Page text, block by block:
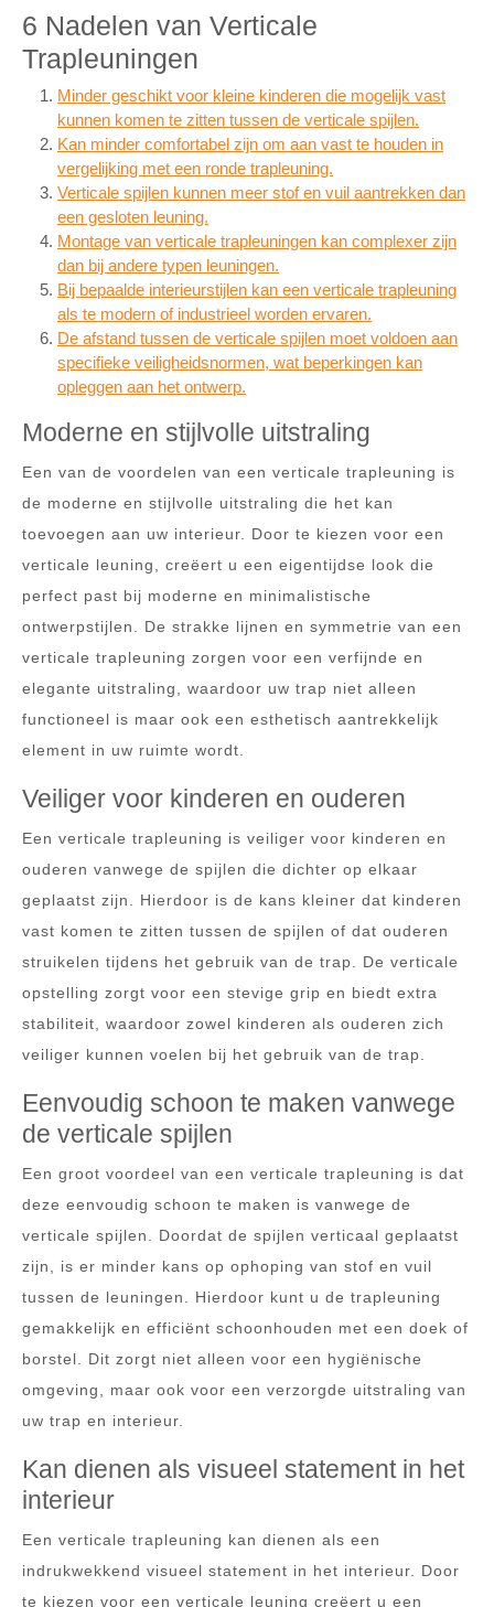
6 Nadelen van Verticale
Trapleuningen
Minder geschikt voor kleine kinderen die mogelijk vast
kunnen komen te zitten tussen de verticale spijlen.
Kan minder comfortabel zijn om aan vast te houden in
vergelijking met een ronde trapleuning.
Verticale spijlen kunnen meer stof en vuil aantrekken dan
een gesloten leuning.
Montage van verticale trapleuningen kan complexer zijn
dan bij andere typen leuningen.
Bij bepaalde interieurstijlen kan een verticale trapleuning
als te modern of industrieel worden ervaren.
De afstand tussen de verticale spijlen moet voldoen aan
specifieke veiligheidsnormen, wat beperkingen kan
opleggen aan het ontwerp.
Moderne en stijlvolle uitstraling
Een van de voordelen van een verticale trapleuning is
de moderne en stijlvolle uitstraling die het kan
toevoegen aan uw interieur. Door te kiezen voor een
verticale leuning, creëert u een eigentijdse look die
perfect past bij moderne en minimalistische
ontwerpstijlen. De strakke lijnen en symmetrie van een
verticale trapleuning zorgen voor een verfijnde en
elegante uitstraling, waardoor uw trap niet alleen
functioneel is maar ook een esthetisch aantrekkelijk
element in uw ruimte wordt.
Veiliger voor kinderen en ouderen
Een verticale trapleuning is veiliger voor kinderen en
ouderen vanwege de spijlen die dichter op elkaar
geplaatst zijn. Hierdoor is de kans kleiner dat kinderen
vast komen te zitten tussen de spijlen of dat ouderen
struikelen tijdens het gebruik van de trap. De verticale
opstelling zorgt voor een stevige grip en biedt extra
stabiliteit, waardoor zowel kinderen als ouderen zich
veiliger kunnen voelen bij het gebruik van de trap.
Eenvoudig schoon te maken vanwege
de verticale spijlen
Een groot voordeel van een verticale trapleuning is dat
deze eenvoudig schoon te maken is vanwege de
verticale spijlen. Doordat de spijlen verticaal geplaatst
zijn, is er minder kans op ophoping van stof en vuil
tussen de leuningen. Hierdoor kunt u de trapleuning
gemakkelijk en efficiënt schoonhouden met een doek of
borstel. Dit zorgt niet alleen voor een hygiënische
omgeving, maar ook voor een verzorgde uitstraling van
uw trap en interieur.
Kan dienen als visueel statement in het
interieur
Een verticale trapleuning kan dienen als een
indrukwekkend visueel statement in het interieur. Door
te kiezen voor een verticale leuning creëert u een